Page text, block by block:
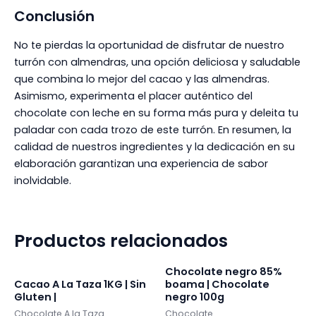
Conclusión
No te pierdas la oportunidad de disfrutar de nuestro
turrón con almendras, una opción deliciosa y saludable
que combina lo mejor del cacao y las almendras.
Asimismo, experimenta el placer auténtico del
chocolate con leche en su forma más pura y deleita tu
paladar con cada trozo de este turrón. En resumen, la
calidad de nuestros ingredientes y la dedicación en su
elaboración garantizan una experiencia de sabor
inolvidable.
Productos relacionados
Cacao A La Taza 1KG | Sin
Gluten |
Chocolate negro 85%
boama | Chocolate
negro 100g